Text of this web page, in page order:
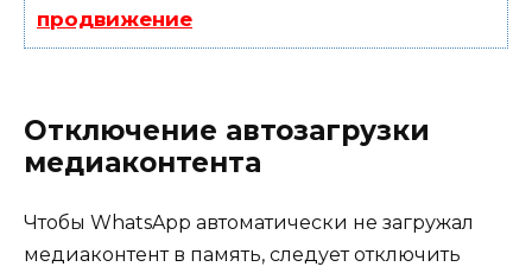
продвижение
Отключение автозагрузки
медиаконтента
Чтобы WhatsApp автоматически не загружал
медиаконтент в память, следует отключить